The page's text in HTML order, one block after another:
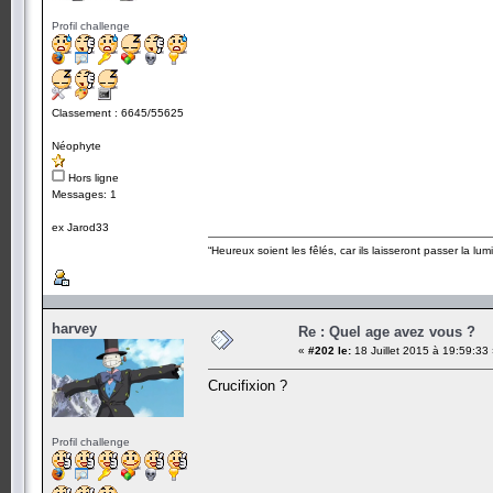
Profil challenge
Classement : 6645/55625
Néophyte
Hors ligne
Messages: 1
ex Jarod33
“Heureux soient les fêlés, car ils laisseront passer la
harvey
Profil challenge
Re : Quel age avez vous ?
« #202 le: 18 Juillet 2015 à 19:59:33
Crucifixion ?